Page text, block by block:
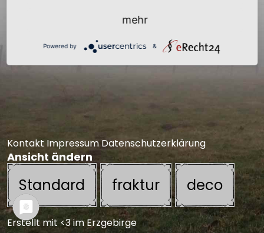
Geraubte Taler wanderten in
die Diebeskammer
Kontakt ImpressumDatenschutzerklärung
Ansicht ändern
Standard fraktur deco
Erstellt mit <3 im Erzgebirge
mehr
Powered by &